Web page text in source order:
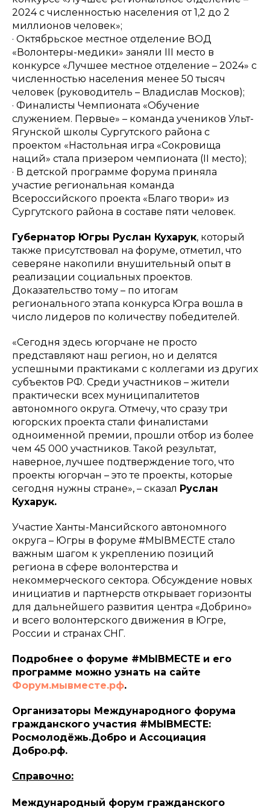
2024 с численностью населения от 1,2 до 2
миллионов человек»;
· Октябрьское местное отделение ВОД
«Волонтеры-медики» заняли III место в
конкурсе «Лучшее местное отделение – 2024» с
численностью населения менее 50 тысяч
человек (руководитель – Владислав Москов);
· Финалисты Чемпионата «Обучение
служением. Первые» – команда учеников Ульт-
Ягунской школы Сургутского района с
проектом «Настольная игра «Сокровища
наций» стала призером чемпионата (II место);
· В детской программе форума приняла
участие региональная команда
Всероссийского проекта «Благо твори» из
Сургутского района в составе пяти человек.
Губернатор Югры Руслан Кухарук, который
также присутствовал на форуме, отметил, что
северяне накопили внушительный опыт в
реализации социальных проектов.
Доказательство тому – по итогам
регионального этапа конкурса Югра вошла в
число лидеров по количеству победителей.
«Сегодня здесь югорчане не просто
представляют наш регион, но и делятся
успешными практиками с коллегами из других
субъектов РФ. Среди участников – жители
практически всех муниципалитетов
автономного округа. Отмечу, что сразу три
югорских проекта стали финалистами
одноименной премии, прошли отбор из более
чем 45 000 участников. Такой результат,
наверное, лучшее подтверждение того, что
проекты югорчан – это те проекты, которые
сегодня нужны стране», – сказал Руслан
Кухарук.
Участие Ханты-Мансийского автономного
округа – Югры в форуме #МЫВМЕСТЕ стало
важным шагом к укреплению позиций
региона в сфере волонтерства и
некоммерческого сектора. Обсуждение новых
инициатив и партнерств открывает горизонты
для дальнейшего развития центра «Добрино»
и всего волонтерского движения в Югре,
России и странах СНГ.
Подробнее о форуме #МЫВМЕСТЕ и его
программе можно узнать на сайте
Форум.мывместе.рф.
Организаторы Международного форума
гражданского участия #МЫВМЕСТЕ:
Росмолодёжь.Добро и Ассоциация
Добро.рф.
Справочно:
Международный форум гражданского